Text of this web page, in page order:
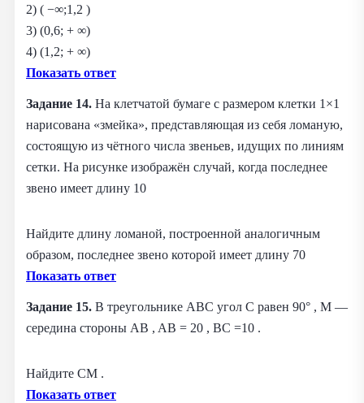
2) ( −∞;1,2 )
3) (0,6; + ∞)
4) (1,2; + ∞)
Показать ответ
Задание 14. На клетчатой бумаге с размером клетки 1×1
нарисована «змейка», представляющая из себя ломаную,
состоящую из чётного числа звеньев, идущих по линиям
сетки. На рисунке изображён случай, когда последнее
звено имеет длину 10
Найдите длину ломаной, построенной аналогичным
образом, последнее звено которой имеет длину 70
Показать ответ
Задание 15. В треугольнике ABC угол C равен 90° , M —
середина стороны AB , AB = 20 , BC =10 .
Найдите CM .
Показать ответ